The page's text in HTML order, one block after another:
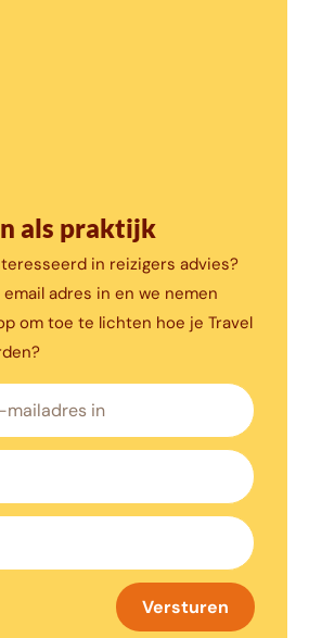
als praktijk
in reizigers advies?
adres in en we nemen
om toe te lichten hoe je Travel
Versturen